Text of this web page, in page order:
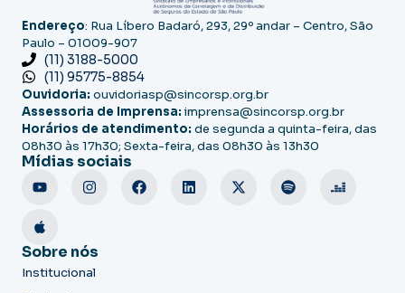
Endereço: Rua Líbero Badaró, 293, 29º andar – Centro, São
Paulo – 01009-907
(11) 3188-5000
(11) 95775-8854
Ouvidoria: ouvidoriasp@sincorsp.org.br
Assessoria de Imprensa: imprensa@sincorsp.org.br
Horários de atendimento: de segunda a quinta-feira, das
08h30 às 17h30; Sexta-feira, das 08h30 às 13h30
Mídias sociais
Sobre nós
Institucional